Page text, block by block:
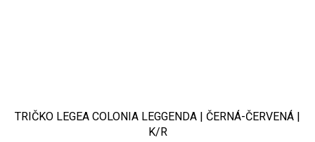
TRIČKO LEGEA COLONIA LEGGENDA | ČERNÁ-ČERVENÁ |
K/R